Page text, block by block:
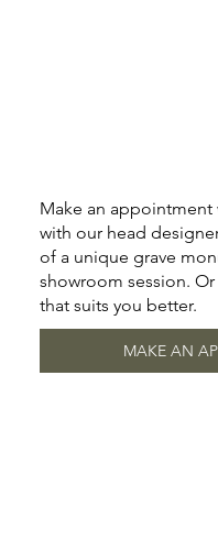
Make an
with our head
of a unique grave
showroom session.
that suits you better.
MAKE AN